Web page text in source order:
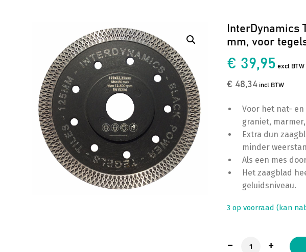
InterDynamics
mm, voor
€ 39,95 excl BTW
€ 48,34 incl BTW
Voor het nat-
graniet,
Extra dun
minder
Als een mes
Het zaagblad
geluidsniveau.
3 op voorraad (kan
InterDynamics